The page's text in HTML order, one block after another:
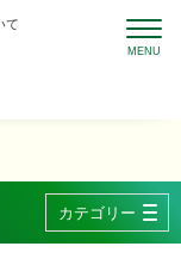
て
カテゴリー